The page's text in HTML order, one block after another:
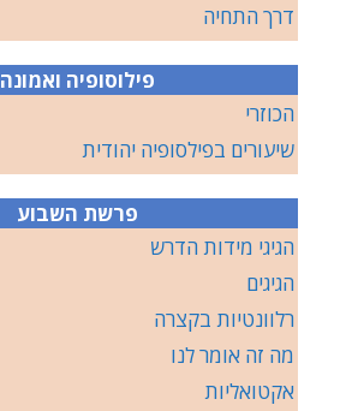
דרך התחיה
פילוסופיה ואמונה
הכוזרי
שיעורים בפילסופיה יהודית
פרשת השבוע
הגיגי מידות הדרש
הגיגים
רלוונטיות בקצרה
מה זה אומר לנו
אקטואליות